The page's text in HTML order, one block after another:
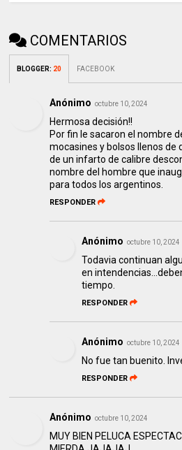
COMENTARIOS
BLOGGER: 20 FACEBOOK
Anónimo octubre 10, 2024
Hermosa decisión!!
Por fin le sacaron el nombre
mocasines y bolsos llenos de
de un infarto de calibre
nombre del hombre que
para todos los argentinos.
RESPONDER
Anónimo octubre 10, 2024
Todavia continuan
en
tiempo.
RESPONDER
Anónimo octubre 10, 2024
No fue tan buenito.
RESPONDER
Anónimo octubre 10, 2024
MUY BIEN PELUCA